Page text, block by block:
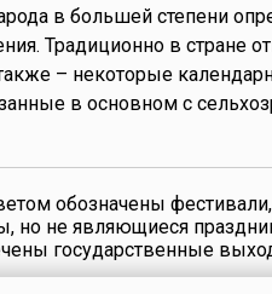
в большей степени
Традиционно в стране
– некоторые
в основном с
обозначены
но не являющиеся
государственные